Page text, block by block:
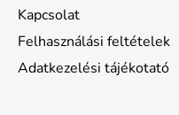
Kapcsolat
Felhasználási feltételek
Adatkezelési tájékotató